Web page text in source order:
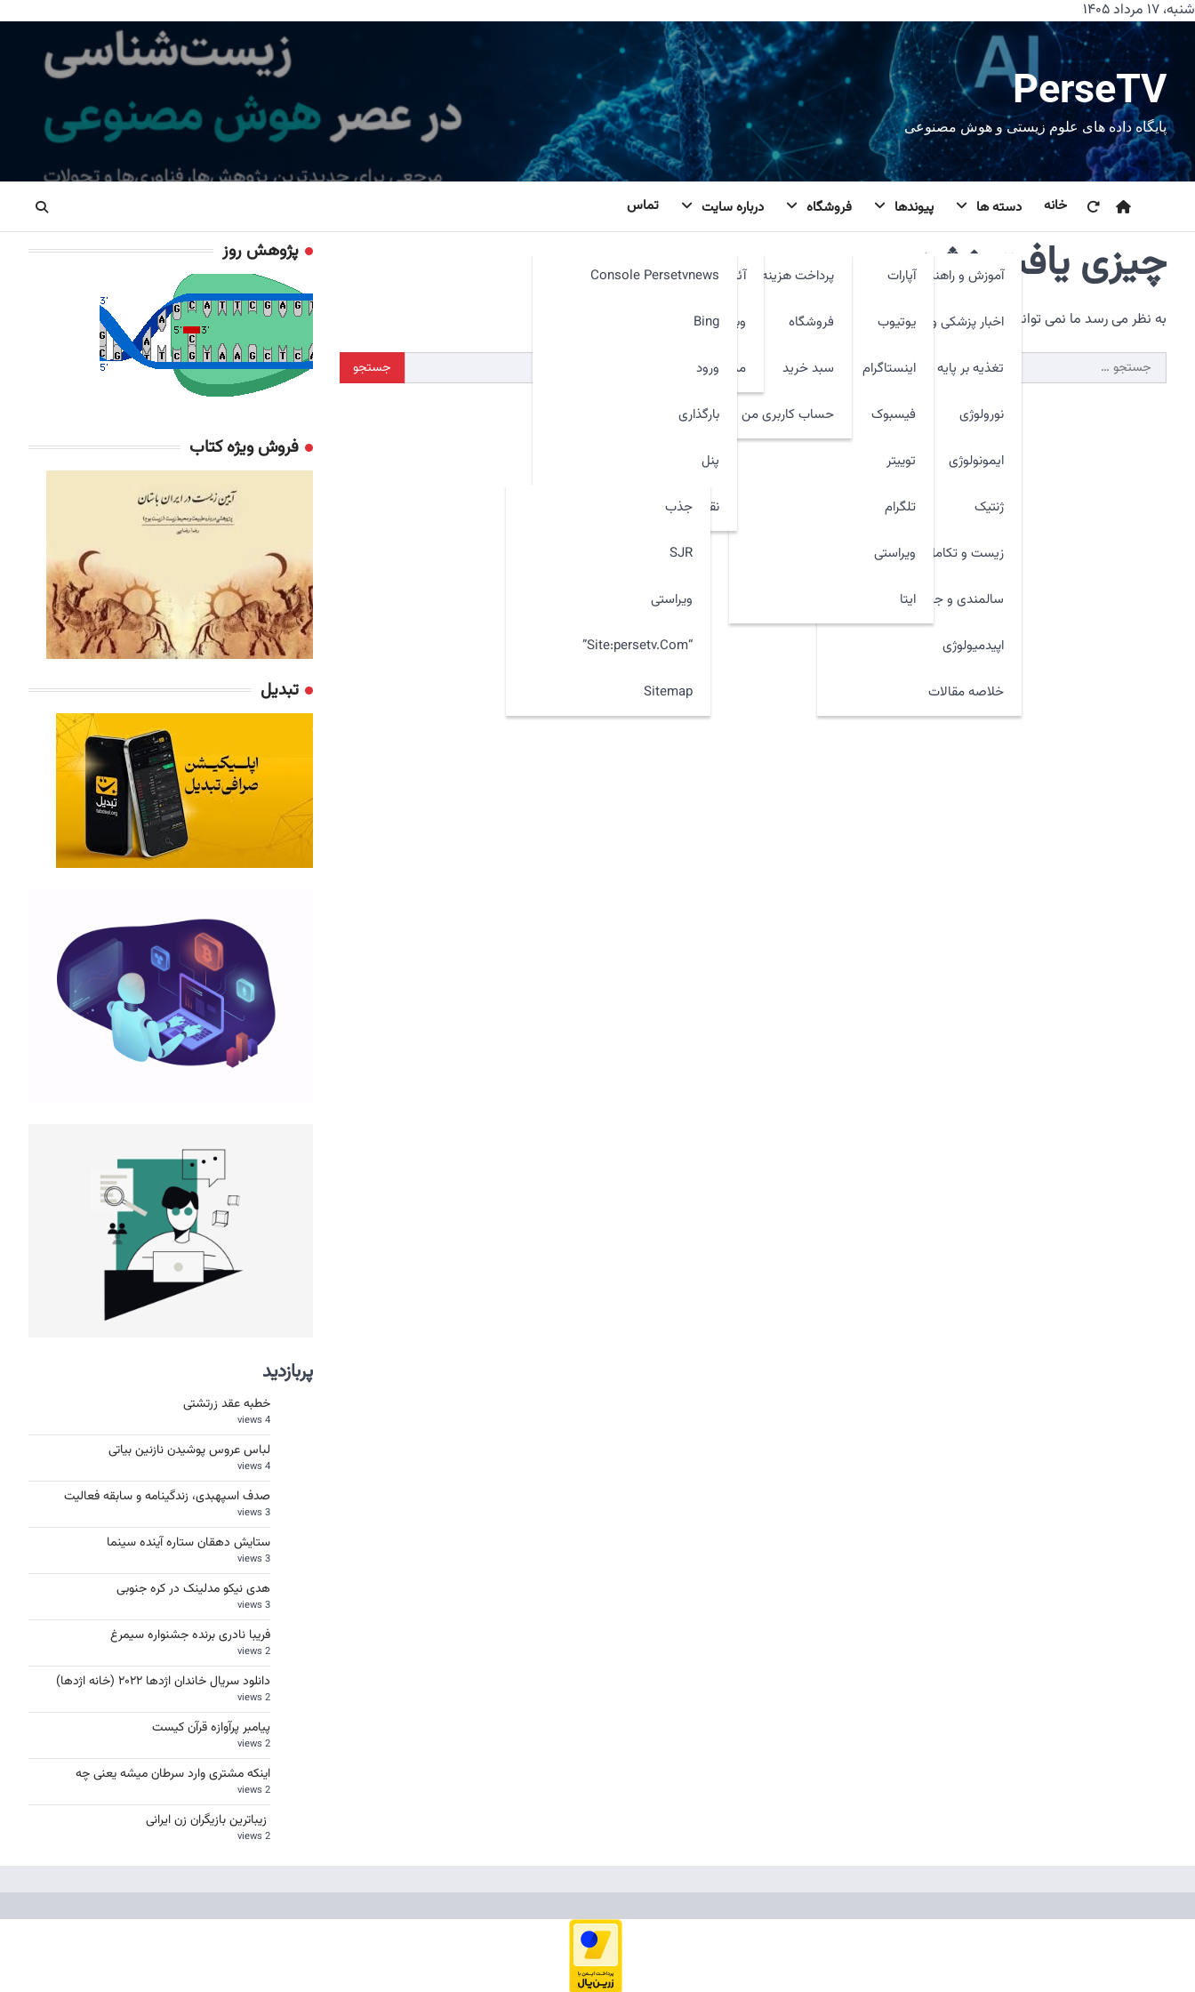
پرش
محتوا
شنبه، ۱۷ مرداد ۱۴۰۵
PerseTV
پایگاه داده های علوم زیستی و هوش مصنوعی
خانه دسته ها
آموزش و راهنما
اخبار پزشکی و فنآوری
تغذیه بر پایه شواهد
نورولوژی
ایمونولوژی
ژنتیک
زیست و تکامل
سالمندی و جوان سازی
اپیدمیولوژی
خلاصه مقالات
پیوندها
آپارات
یوتیوب
اینستاگرام
فیسبوک
توییتر
تلگرام
ویراستی
ایتا
فروشگاه
پرداخت هزینه
فروشگاه
سبد خرید
حساب کاربری من
درباره سایت
آئین نامهConsole Persetvnews
Bing
ورود
بارگذاری
پنل
نقشه سایت
جذب
SJR
ویراستی
“site:persetv.com”
Sitemap
وبمیل
مدیر سایت
تماس
چیزی یافت نشد.
به نظر می رسد ما نمی توانیم آنچه شما به دنبال آن هستید را پیدا کنیم. شاید جستجو بتواند کمک کند.
جستجو
برای:
پژوهش روز
فروش ویژه کتاب
تبدیل
پربازدید
خطبه عقد زرتشتی
4 views
لباس عروس پوشیدن نازنین بیاتی
4 views
صدف اسپهبدی، زندگینامه و سابقه فعالیت
3 views
ستایش دهقان ستاره آینده سینما
3 views
هدی نیکو مدلینک در کره جنوبی
3 views
فریبا نادری برنده جشنواره سیمرغ
2 views
دانلود سریال خاندان اژدها ۲۰۲۲ (خانه اژدها)
2 views
پیامبر پرآوازه قرآن کیست
2 views
اینکه مشتری وارد سرطان میشه یعنی چه
2 views
زیباترین بازیگران زن ایرانی
2 views